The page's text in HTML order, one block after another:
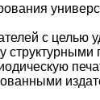
с